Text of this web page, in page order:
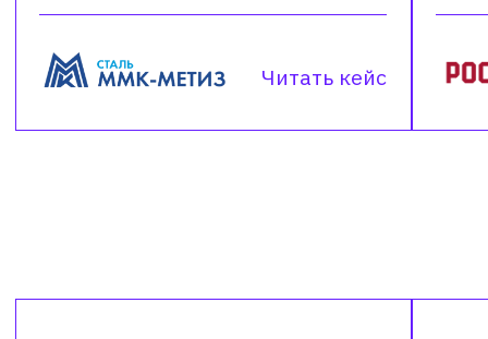
Официальная информация о продукте